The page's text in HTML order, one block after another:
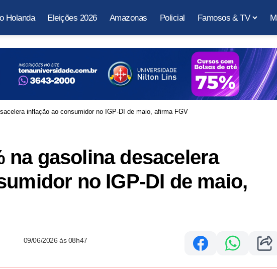
Holanda Eleições 2026 Amazonas Policial Famosos & TV
inflação ao consumidor no IGP-DI de maio, afirma FGV
na gasolina desacelera
no IGP-DI de maio,
09/06/2026 às 08h47